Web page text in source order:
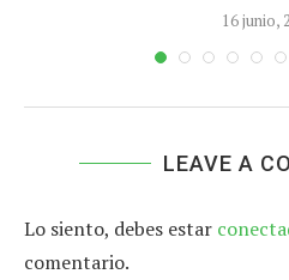
16 junio,
LEAVE A
Lo siento, debes estar
comentario.